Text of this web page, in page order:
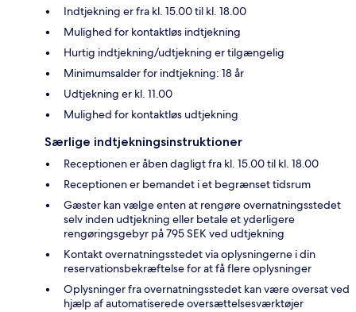
Indtjekning er fra kl. 15.00 til kl. 18.00
Mulighed for kontaktløs indtjekning
Hurtig indtjekning/udtjekning er tilgængelig
Minimumsalder for indtjekning: 18 år
Udtjekning er kl. 11.00
Mulighed for kontaktløs udtjekning
Særlige indtjekningsinstruktioner
Receptionen er åben dagligt fra kl. 15.00 til kl. 18.00
Receptionen er bemandet i et begrænset tidsrum
Gæster kan vælge enten at rengøre overnatningsstedet
selv inden udtjekning eller betale et yderligere
rengøringsgebyr på 795 SEK ved udtjekning
Kontakt overnatningsstedet via oplysningerne i din
reservationsbekræftelse for at få flere oplysninger
Oplysninger fra overnatningsstedet kan være oversat ved
hjælp af automatiserede oversættelsesværktøjer